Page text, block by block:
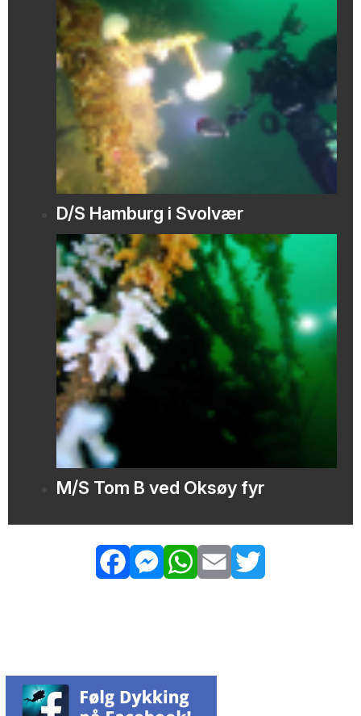
D/S Hamburg i Svolvær
M/S Tom B ved Oksøy fyr